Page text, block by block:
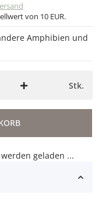
von 10 EUR.
Amphibien und
Stk.
geladen ...